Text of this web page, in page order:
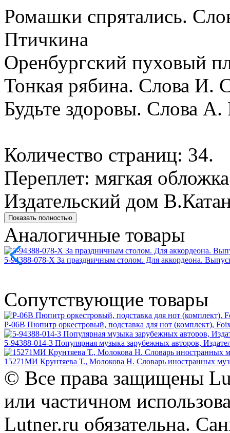
Ромашки спрятались.
Птичкина
Оренбургский пуховый
Тонкая рябина. Слова И.
Будьте здоровы. Слова
Количество страниц: 34.
Переплет: мягкая
Издательский дом
Показать полностью
Аналогичные товары
5-94388-078-X За праздничным столом. Для аккордеона.
Сопутствующие товары
P-06B Пюпитр оркестровый, подставка для нот (комплект),
5-94388-014-3 Популярная музыка зарубежных авторов,
15271МИ Крунтяева Т., Молокова Н. Словарь иностранных
© Все права защищены
или частичном
Lutner.ru обязательна.